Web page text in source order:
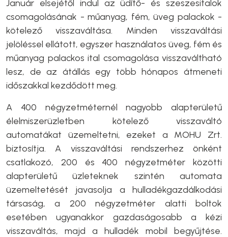
Január elsejétől indul az üdítő- és szeszesitalok
csomagolásának - műanyag, fém, üveg palackok -
kötelező visszaváltása. Minden visszaváltási
jelöléssel ellátott, egyszer használatos üveg, fém és
műanyag palackos ital csomagolása visszaváltható
lesz, de az átállás egy több hónapos átmeneti
időszakkal kezdődött meg.
A 400 négyzetméternél nagyobb alapterületű
élelmiszerüzletben kötelező visszaváltó
automatákat üzemeltetni, ezeket a MOHU Zrt.
biztosítja. A visszaváltási rendszerhez önként
csatlakozó, 200 és 400 négyzetméter közötti
alapterületű üzleteknek szintén automata
üzemeltetését javasolja a hulladékgazdálkodási
társaság, a 200 négyzetméter alatti boltok
esetében ugyanakkor gazdaságosabb a kézi
visszaváltás, majd a hulladék mobil begyűjtése.